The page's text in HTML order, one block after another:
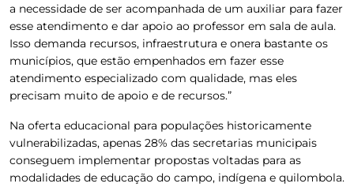
a necessidade de ser acompanhada de um auxiliar para fazer
esse atendimento e dar apoio ao professor em sala de aula.
Isso demanda recursos, infraestrutura e onera bastante os
municípios, que estão empenhados em fazer esse
atendimento especializado com qualidade, mas eles
precisam muito de apoio e de recursos.”
Na oferta educacional para populações historicamente
vulnerabilizadas, apenas 28% das secretarias municipais
conseguem implementar propostas voltadas para as
modalidades de educação do campo, indígena e quilombola.